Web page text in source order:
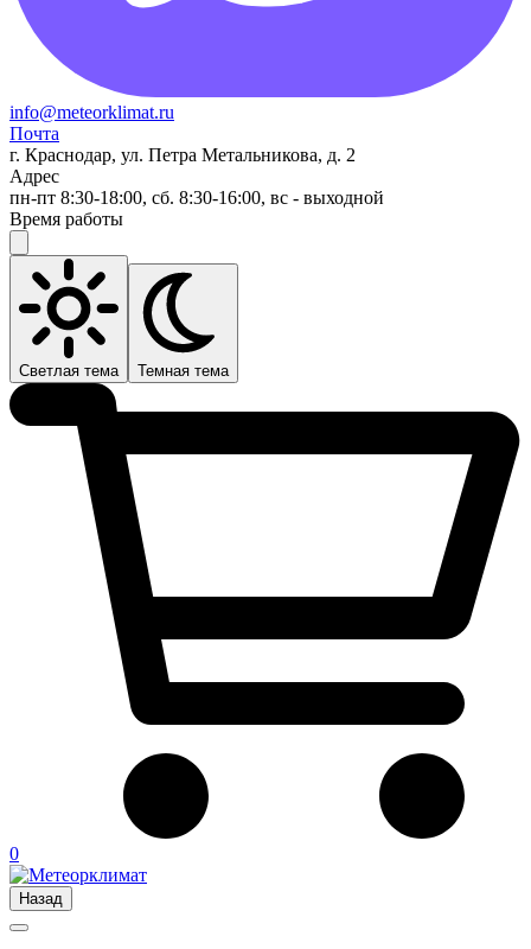
info@meteorklimat.ru
Почта
г. Краснодар, ул. Петра Метальникова, д. 2
Адрес
пн-пт 8:30-18:00, сб. 8:30-16:00, вс - выходной
Время работы
Светлая тема Темная тема
0
Назад